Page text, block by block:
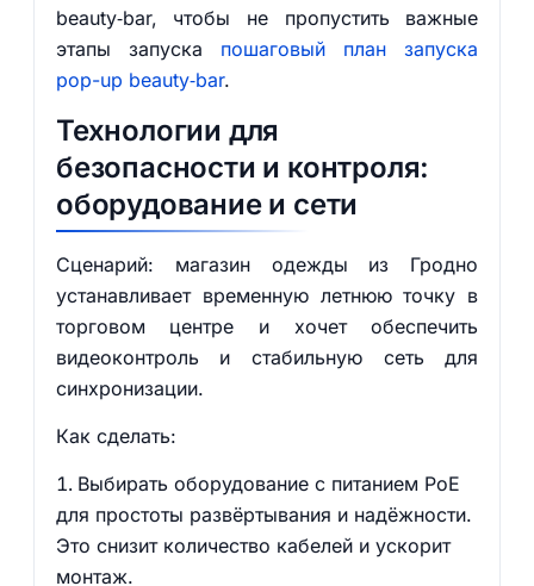
beauty‑bar, чтобы не пропустить важные
этапы запуска пошаговый план запуска
pop-up beauty‑bar.
Технологии для
безопасности и контроля:
оборудование и сети
Сценарий: магазин одежды из Гродно
устанавливает временную летнюю точку в
торговом центре и хочет обеспечить
видеоконтроль и стабильную сеть для
синхронизации.
Как сделать:
Выбирать оборудование с питанием PoE
для простоты развёртывания и надёжности.
Это снизит количество кабелей и ускорит
монтаж.